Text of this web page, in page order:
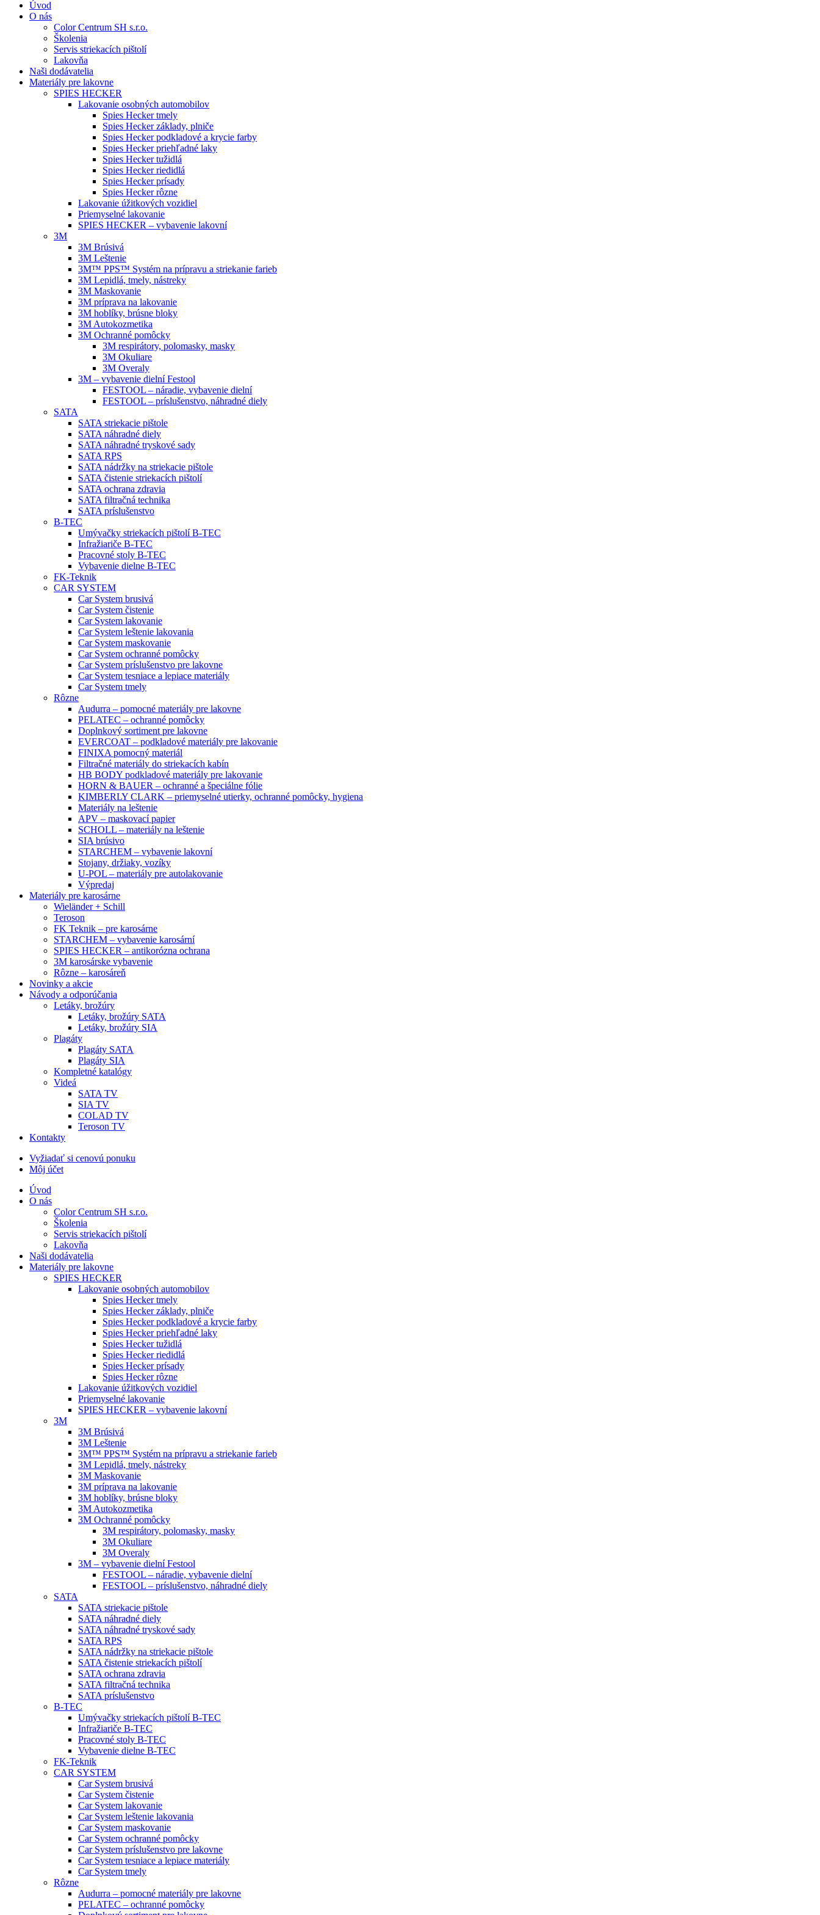
Úvod
O nás
Color Centrum SH s.r.o.
Školenia
Servis striekacích pištolí
Lakovňa
Naši dodávatelia
Materiály pre lakovne
SPIES HECKER
Lakovanie osobných automobilov
Spies Hecker tmely
Spies Hecker základy, plniče
Spies Hecker podkladové a krycie farby
Spies Hecker priehľadné laky
Spies Hecker tužidlá
Spies Hecker riedidlá
Spies Hecker prísady
Spies Hecker rôzne
Lakovanie úžitkových vozidiel
Priemyselné lakovanie
SPIES HECKER – vybavenie lakovní
3M
3M Brúsivá
3M Leštenie
3M™ PPS™ Systém na prípravu a striekanie farieb
3M Lepidlá, tmely, nástreky
3M Maskovanie
3M príprava na lakovanie
3M hoblíky, brúsne bloky
3M Autokozmetika
3M Ochranné pomôcky
3M respirátory, polomasky, masky
3M Okuliare
3M Overaly
3M – vybavenie dielní Festool
FESTOOL – náradie, vybavenie dielní
FESTOOL – príslušenstvo, náhradné diely
SATA
SATA striekacie pištole
SATA náhradné diely
SATA náhradné tryskové sady
SATA RPS
SATA nádržky na striekacie pištole
SATA čistenie striekacích pištolí
SATA ochrana zdravia
SATA filtračná technika
SATA príslušenstvo
B-TEC
Umývačky striekacích pištolí B-TEC
Infražiariče B-TEC
Pracovné stoly B-TEC
Vybavenie dielne B-TEC
FK-Teknik
CAR SYSTEM
Car System brusivá
Car System čistenie
Car System lakovanie
Car System leštenie lakovania
Car System maskovanie
Car System ochranné pomôcky
Car System príslušenstvo pre lakovne
Car System tesniace a lepiace materiály
Car System tmely
Rôzne
Audurra – pomocné materiály pre lakovne
PELATEC – ochranné pomôcky
Doplnkový sortiment pre lakovne
EVERCOAT – podkladové materiály pre lakovanie
FINIXA pomocný materiál
Filtračné materiály do striekacích kabín
HB BODY podkladové materiály pre lakovanie
HORN & BAUER – ochranné a špeciálne fólie
KIMBERLY CLARK – priemyselné utierky, ochranné pomôcky, hygiena
Materiály na leštenie
APV – maskovací papier
SCHOLL – materiály na leštenie
SIA brúsivo
STARCHEM – vybavenie lakovní
Stojany, držiaky, vozíky
U-POL – materiály pre autolakovanie
Výpredaj
Materiály pre karosárne
Wieländer + Schill
Teroson
FK Teknik – pre karosárne
STARCHEM – vybavenie karosární
SPIES HECKER – antikorózna ochrana
3M karosárske vybavenie
Rôzne – karosáreň
Novinky a akcie
Návody a odporúčania
Letáky, brožúry
Letáky, brožúry SATA
Letáky, brožúry SIA
Plagáty
Plagáty SATA
Plagáty SIA
Kompletné katalógy
Videá
SATA TV
SIA TV
COLAD TV
Teroson TV
Kontakty
Vyžiadať si cenovú ponuku
Môj účet
Úvod
O nás
Color Centrum SH s.r.o.
Školenia
Servis striekacích pištolí
Lakovňa
Naši dodávatelia
Materiály pre lakovne
SPIES HECKER
Lakovanie osobných automobilov
Spies Hecker tmely
Spies Hecker základy, plniče
Spies Hecker podkladové a krycie farby
Spies Hecker priehľadné laky
Spies Hecker tužidlá
Spies Hecker riedidlá
Spies Hecker prísady
Spies Hecker rôzne
Lakovanie úžitkových vozidiel
Priemyselné lakovanie
SPIES HECKER – vybavenie lakovní
3M
3M Brúsivá
3M Leštenie
3M™ PPS™ Systém na prípravu a striekanie farieb
3M Lepidlá, tmely, nástreky
3M Maskovanie
3M príprava na lakovanie
3M hoblíky, brúsne bloky
3M Autokozmetika
3M Ochranné pomôcky
3M respirátory, polomasky, masky
3M Okuliare
3M Overaly
3M – vybavenie dielní Festool
FESTOOL – náradie, vybavenie dielní
FESTOOL – príslušenstvo, náhradné diely
SATA
SATA striekacie pištole
SATA náhradné diely
SATA náhradné tryskové sady
SATA RPS
SATA nádržky na striekacie pištole
SATA čistenie striekacích pištolí
SATA ochrana zdravia
SATA filtračná technika
SATA príslušenstvo
B-TEC
Umývačky striekacích pištolí B-TEC
Infražiariče B-TEC
Pracovné stoly B-TEC
Vybavenie dielne B-TEC
FK-Teknik
CAR SYSTEM
Car System brusivá
Car System čistenie
Car System lakovanie
Car System leštenie lakovania
Car System maskovanie
Car System ochranné pomôcky
Car System príslušenstvo pre lakovne
Car System tesniace a lepiace materiály
Car System tmely
Rôzne
Audurra – pomocné materiály pre lakovne
PELATEC – ochranné pomôcky